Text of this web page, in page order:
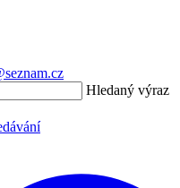
Hledaný výraz